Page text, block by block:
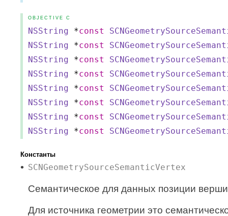
OBJECTIVE C
NSString *const
NSString
*const
NSString
*const
NSString
*const
NSString
*const
NSString
*const
NSString
*const
NSString
*const
Константы
SCNGeometrySourceSemanticVertex
Семантическое для данных позиции
Для источника геометрии это